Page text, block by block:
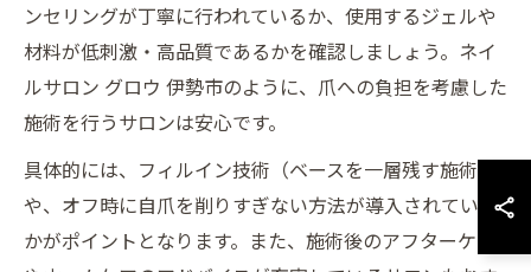
ンセリングが丁寧に行われているか、使用するジェルや
材料が低刺激・高品質であるかを確認しましょう。ネイ
ルサロン グロウ 伊勢市のように、爪への負担を考慮した
施術を行うサロンは安心です。
具体的には、フィルイン技術（ベースを一層残す施術）
や、オフ時に自爪を削りすぎない方法が導入されている
かがポイントとなります。また、施術後のアフターケア